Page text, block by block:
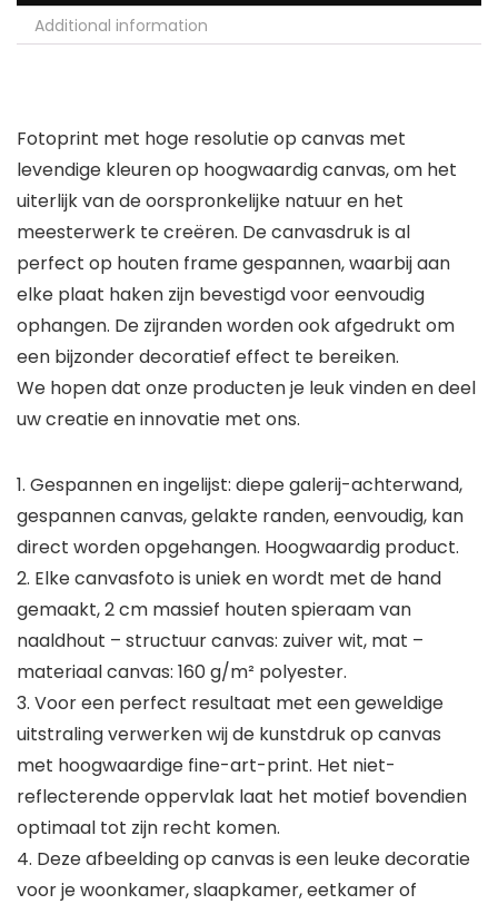
Additional information
Fotoprint met hoge resolutie op canvas met
levendige kleuren op hoogwaardig canvas, om het
uiterlijk van de oorspronkelijke natuur en het
meesterwerk te creëren. De canvasdruk is al
perfect op houten frame gespannen, waarbij aan
elke plaat haken zijn bevestigd voor eenvoudig
ophangen. De zijranden worden ook afgedrukt om
een bijzonder decoratief effect te bereiken.
We hopen dat onze producten je leuk vinden en deel
uw creatie en innovatie met ons.
1. Gespannen en ingelijst: diepe galerij-achterwand,
gespannen canvas, gelakte randen, eenvoudig, kan
direct worden opgehangen. Hoogwaardig product.
2. Elke canvasfoto is uniek en wordt met de hand
gemaakt, 2 cm massief houten spieraam van
naaldhout – structuur canvas: zuiver wit, mat –
materiaal canvas: 160 g/m² polyester.
3. Voor een perfect resultaat met een geweldige
uitstraling verwerken wij de kunstdruk op canvas
met hoogwaardige fine-art-print. Het niet-
reflecterende oppervlak laat het motief bovendien
optimaal tot zijn recht komen.
4. Deze afbeelding op canvas is een leuke decoratie
voor je woonkamer, slaapkamer, eetkamer of